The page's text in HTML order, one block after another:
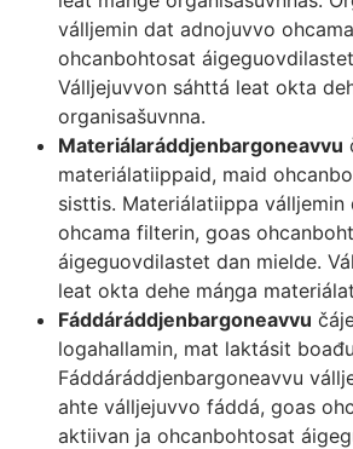
válljemin dat adnojuvvo
ohcanbohtosat
Válljejuvvon sáhttá leat okta
organisašuvnna.
Materiálaráddjenbargoneavvu
materiálatiippaid, maid
sisttis. Materiálatiippa válljemin
ohcama filterin, goas
áigeguovdilastet dan mielde.
leat okta dehe máŋga
Fáddáráddjenbargoneavvu
logahallamin, mat laktásit
Fáddáráddjenbargoneavvu
ahte válljejuvvo fáddá, goas
aktiivan ja ohcanbohtosat